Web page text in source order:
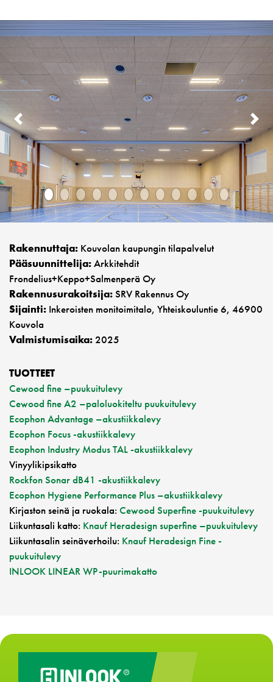
PREVIOUS
Rakennuttaja: Kouvolan kaupungin tilapalvelut
Pääsuunnittelija:Arkkitehdit
Frondelius+Keppo+Salmenperä Oy
Rakennusurakoitsija:SRV Rakennus Oy
Sijainti: Inkeroisten monitoimitalo, Yhteiskouluntie 6, 46900
Kouvola
Valmistumisaika:2025
TUOTTEET
Cewood fine –puukuitulevy
Cewood fine A2 –paloluokiteltu puukuitulevy
Ecophon Advantage –akustiikkalevy
Ecophon Focus -akustiikkalevy
Ecophon Industry Modus TAL -akustiikkalevy
Vinyylikipsikatto
Rockfon Sonar dB41 -akustiikkalevy
Ecophon Hygiene Performance Plus –akustiikkalevy
Kirjaston seinä ja ruokala: Cewood Superfine -puukuitulevy
Liikuntasali katto: Knauf Heradesign superfine –puukuitulevy
Liikuntasalin seinäverhoilu: Knauf Heradesign Fine -
puukuitulevy
INLOOK LINEAR WP-puurimakatto